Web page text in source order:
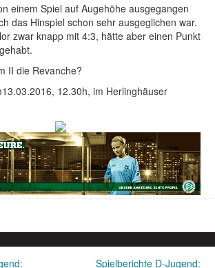
einem Spiel auf Augehöhe ausgegangen
das Hinspiel schon sehr ausgeglichen war.
zwar knapp mit 4:3, hätte aber einen Punkt
II die Revanche?
12.30h, im Herlinghäuser
Spielberichte D-Jugend: